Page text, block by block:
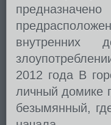
внутренних
2012 года В
личный домике
безымянный,